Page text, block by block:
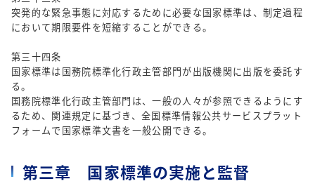
突発的な緊急事態に対応するために必要な国家標準は、制定過程
において期限要件を短縮することができる。
第三十四条
国家標準は国務院標準化行政主管部門が出版機関に出版を委託す
る。
国務院標準化行政主管部門は、一般の人々が参照できるようにす
るため、関連規定に基づき、全国標準情報公共サービスプラット
フォームで国家標準文書を一般公開できる。
第三章 国家標準の実施と監督